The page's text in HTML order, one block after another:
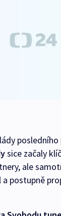
sice začaly
ale
postupně